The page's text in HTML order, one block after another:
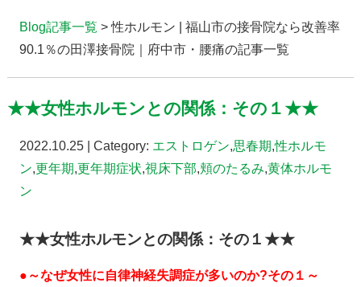
Blog記事一覧 > 性ホルモン | 福山市の接骨院なら改善率
90.1％の田澤接骨院｜府中市・腰痛の記事一覧
★★女性ホルモンとの関係：その１★★
2022.10.25 | Category: エストロゲン,思春期,性ホルモ
ン,更年期,更年期症状,視床下部,頬のたるみ,黄体ホルモ
ン
★★女性ホルモンとの関係：その１★★
●～なぜ女性に自律神経失調症が多いのか?その１～